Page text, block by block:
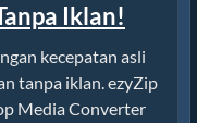
Iklan!
kecepatan asli
tanpa iklan. ezyZip
Media Converter